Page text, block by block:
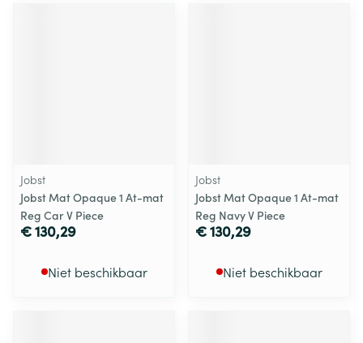
Jobst
Jobst Mat Opaque 1 At-mat
Reg Car V Piece
€ 130,29
Niet beschikbaar
Jobst
Jobst Mat Opaque 1 At-mat
Reg Navy V Piece
€ 130,29
Niet beschikbaar